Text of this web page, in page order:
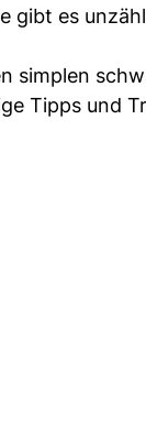
gibt es
simplen
Tipps und